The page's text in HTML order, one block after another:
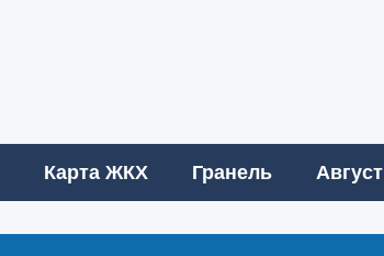
Карта ЖКХ Гранель Август